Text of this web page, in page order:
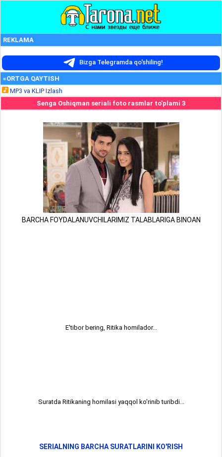
REKLAMA
Bizga Telegramda qo'shiling!
«ORTGA QAYTISH
MP3 va KLIP Izlash
Senga Oshiqman seriali foto rasmlar to'plami 3
BARCHA FOYDALANUVCHILARIMIZ TALABLARIGA BINOAN
E'tibor bering, Ritika homilador...
Suratda Ritikaning homilasi yaqqol ko'rinib turibdi...
SERIALNING BARCHA SURATLARINI KO'RISH